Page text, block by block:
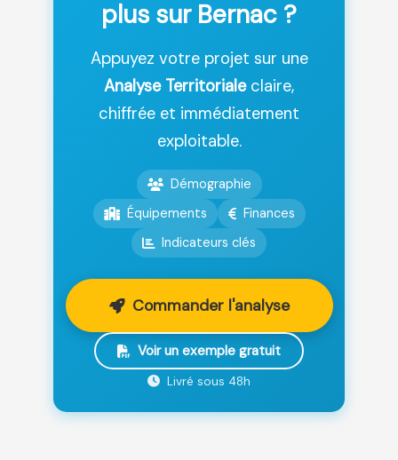
plus sur Bernac ?
Appuyez votre projet sur une
Analyse Territorialeclaire,
chiffrée et immédiatement
exploitable.
Démographie
Équipements
Finances
Indicateurs clés
Commander l'analyse
Voir un exemple gratuit
Livré sous 48h